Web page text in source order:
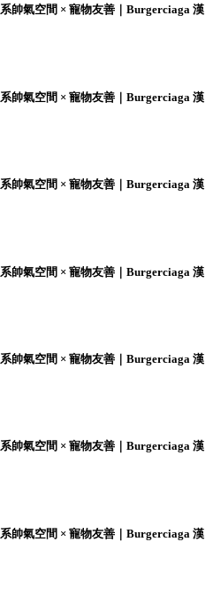
帥氣空間 × 寵物友善｜Burgerciaga 漢
帥氣空間 × 寵物友善｜Burgerciaga 漢
帥氣空間 × 寵物友善｜Burgerciaga 漢
帥氣空間 × 寵物友善｜Burgerciaga 漢
帥氣空間 × 寵物友善｜Burgerciaga 漢
帥氣空間 × 寵物友善｜Burgerciaga 漢
帥氣空間 × 寵物友善｜Burgerciaga 漢